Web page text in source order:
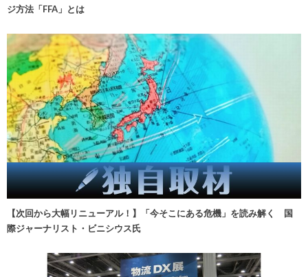
ジ方法「FFA」とは
【次回から大幅リニューアル！】「今そこにある危機」を読み解く 国
際ジャーナリスト・ビニシウス氏